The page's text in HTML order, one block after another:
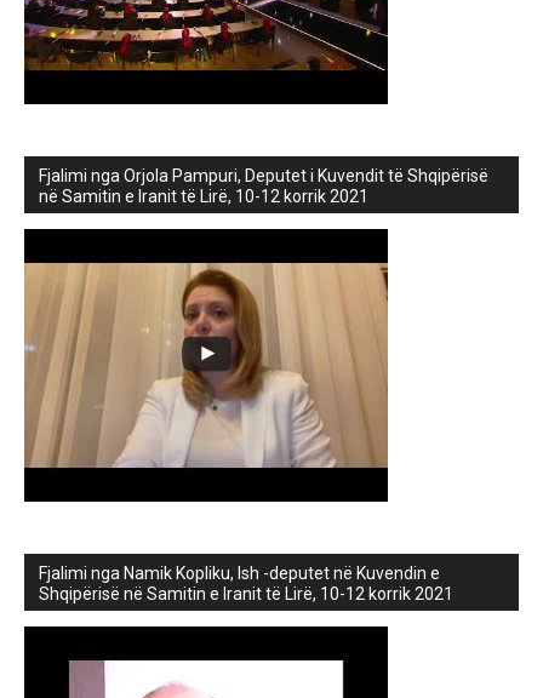
Fjalimi nga Orjola Pampuri, Deputet i Kuvendit të Shqipërisë
në Samitin e Iranit të Lirë, 10-12 korrik 2021
Fjalimi nga Namik Kopliku, Ish -deputet në Kuvendin e
Shqipërisë në Samitin e Iranit të Lirë, 10-12 korrik 2021